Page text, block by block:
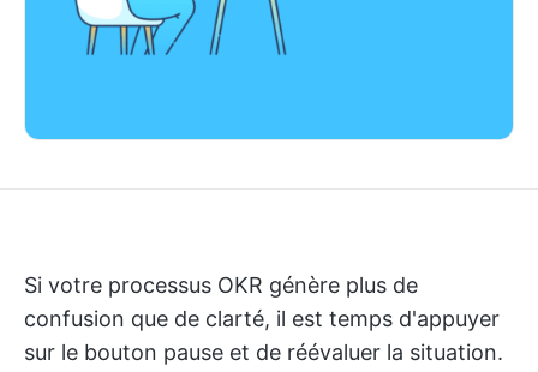
Si votre processus OKR génère plus de
confusion que de clarté, il est temps d'appuyer
sur le bouton pause et de réévaluer la situation.